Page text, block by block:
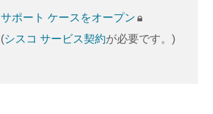
サポート ケースをオープン
(シスコ サービス契約が必要です。)